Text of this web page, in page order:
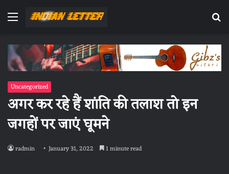
Menu
Uncategorized
अगर कर रहे हैं शांति की तलाश तो इन
जगहों पर जाएं घूमने
radmin January 31, 2022 1 minute read